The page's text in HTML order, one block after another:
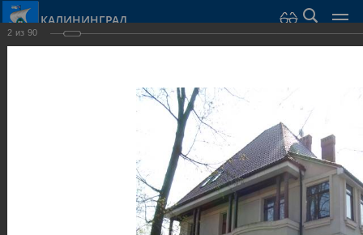
КАЛИНИНГРАД
Достопримечательности
2 из 90